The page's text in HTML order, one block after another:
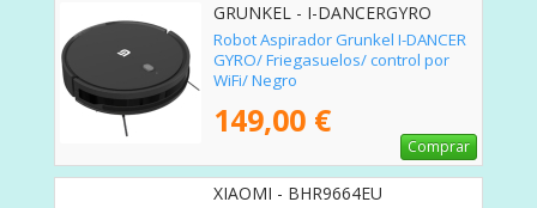
GRUNKEL - I-DANCERGYRO
Robot Aspirador Grunkel I-DANCER
GYRO/ Friegasuelos/ control por
WiFi/ Negro
149,00 €
Comprar
XIAOMI - BHR9664EU